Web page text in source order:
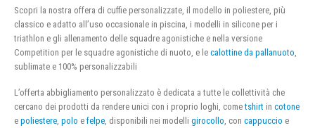
Scopri la nostra offera di cuffie personalizzate, il modello in poliestere, più
classico e adatto all’uso occasionale in piscina, i modelli in silicone per i
triathlon e gli allenamento delle squadre agonistiche e nella versione
Competition per le squadre agonistiche di nuoto, e le calottine da pallanuoto
sublimate e 100% personalizzabili
L’offerta abbigliamento personalizzato è dedicata a tutte le collettività che
cercano dei prodotti da rendere unici con i proprio loghi, cometshirt in cotone
e poliestere polo e felpe , disponibili nei modelli girocollo , con cappuccio e